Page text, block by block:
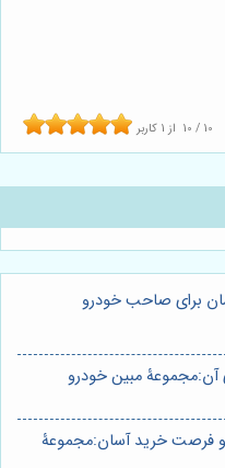
10 / 10 از 1 کاربر
برای صاحب خودرو
مبین خودرو
فرصت خرید آسان:مجموعۀ